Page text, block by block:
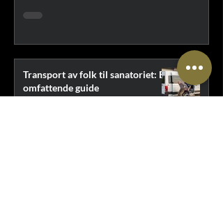
Transport av folk til sanatoriet: En
omfattende guide